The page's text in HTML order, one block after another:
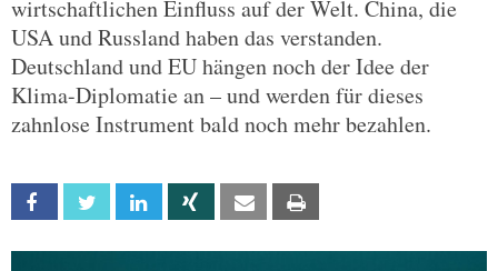
wirtschaftlichen Einfluss auf der Welt. China, die
USA und Russland haben das verstanden.
Deutschland und EU hängen noch der Idee der
Klima-Diplomatie an – und werden für dieses
zahnlose Instrument bald noch mehr bezahlen.
Facebook Twitter Linkedin Xing Email